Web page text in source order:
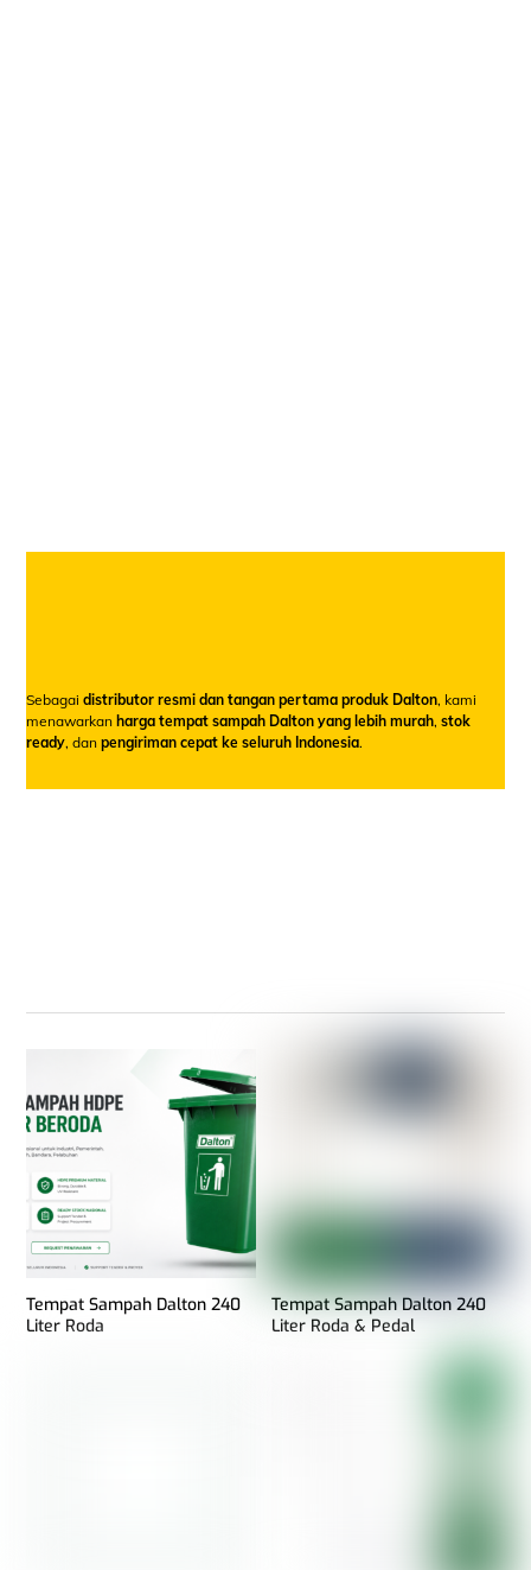
Sebagaidistributor resmi dan tangan pertama produk Dalton, kami
menawarkanharga tempat sampah Dalton yang lebih murah,stok
ready, danpengiriman cepat ke seluruh Indonesia.
Tempat Sampah Dalton 240
Liter Roda
Tempat Sampah Dalton 240
Liter Roda & Pedal